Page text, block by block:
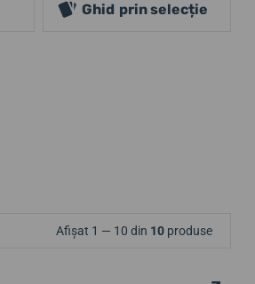
Ghid prin selecție
Afișat 1 — 10 din 10 produse